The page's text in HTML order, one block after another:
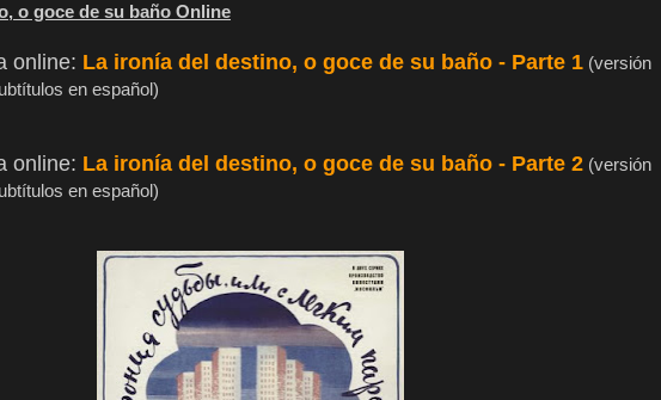
o goce de su baño Online
online: La ironía del destino, o goce de su baño - Parte 1(versión
en español)
online: La ironía del destino, o goce de su baño - Parte 2(versión
en español)